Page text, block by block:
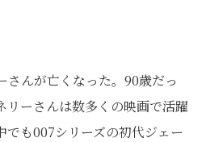
さんが亡くなった。90歳だっ
リーさんは数多くの映画で活躍
でも007シリーズの初代ジェー